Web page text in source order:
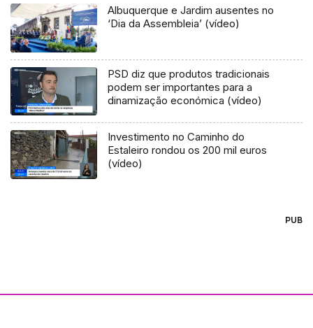
Albuquerque e Jardim ausentes no
‘Dia da Assembleia’ (vídeo)
PSD diz que produtos tradicionais
podem ser importantes para a
dinamização económica (vídeo)
Investimento no Caminho do
Estaleiro rondou os 200 mil euros
(vídeo)
PUB